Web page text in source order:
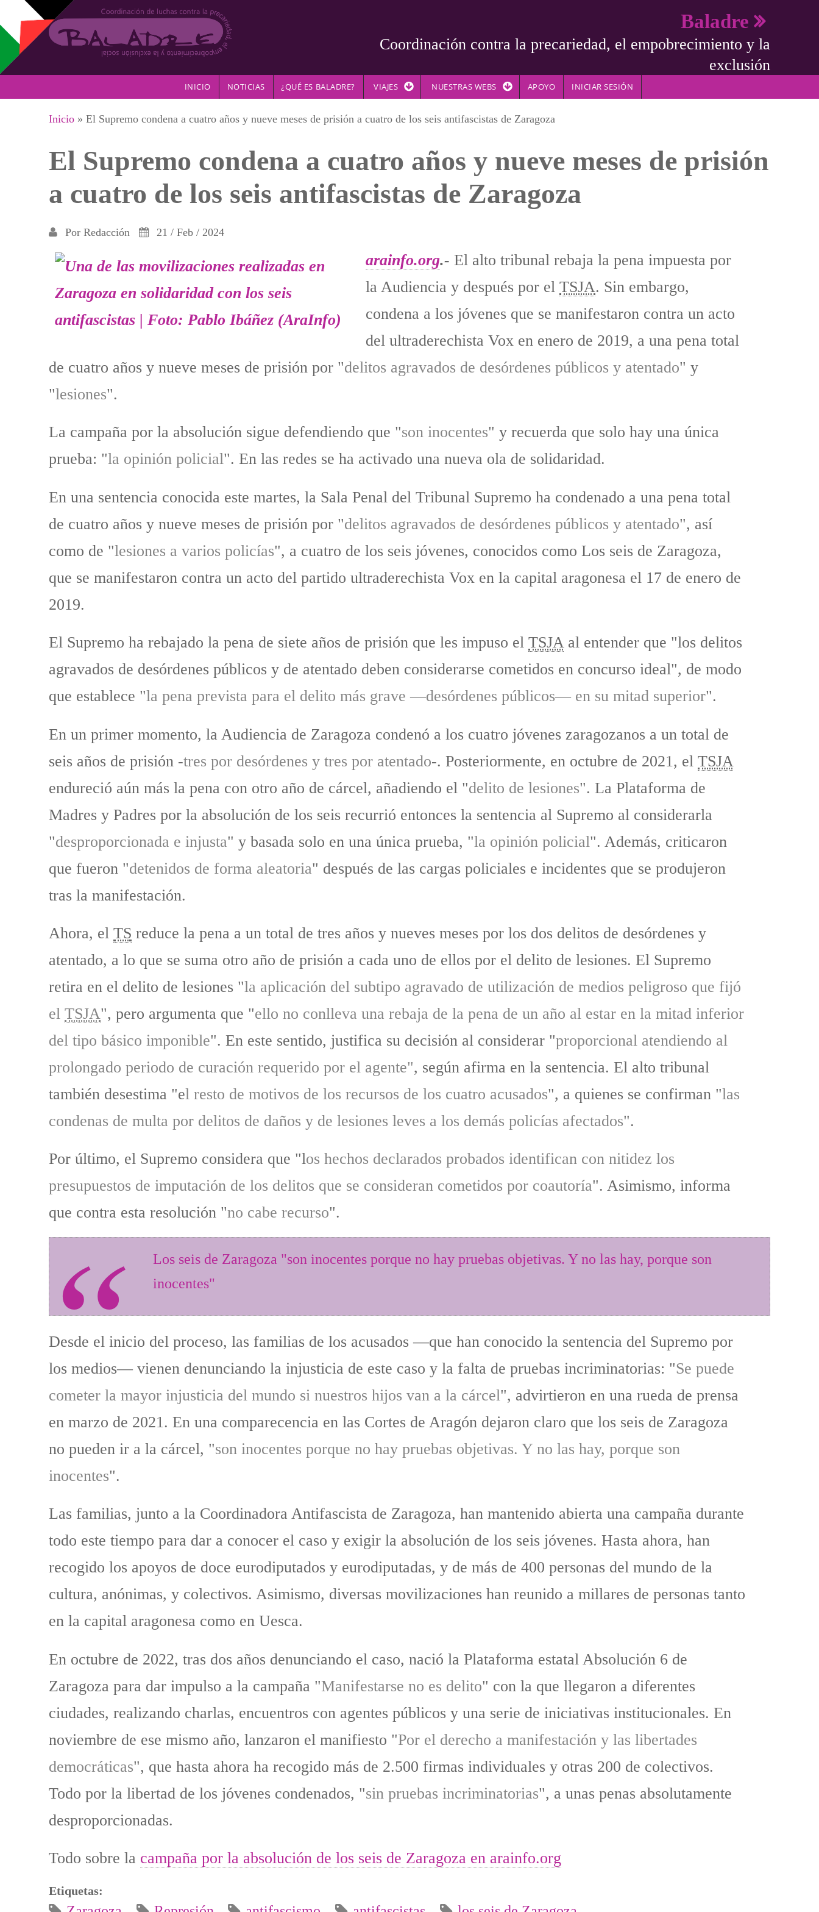
Pasar al contenido principal
Baladre
Coordinación contra la precariedad, el empobrecimiento y la
exclusión
INICIO NOTICIAS ¿QUÉ ES BALADRE? VIAJES NUESTRAS WEBS APOYO INICIAR SESIÓN
Se encuentra usted aquí
Inicio » El Supremo condena a cuatro años y nueve meses de prisión a cuatro de los seis antifascistas de Zaragoza
El Supremo condena a cuatro años y nueve meses de prisión
a cuatro de los seis antifascistas de Zaragoza
Por Redacción 21 / Feb / 2024
arainfo.org.- El alto tribunal rebaja la pena impuesta por
la Audiencia y después por el TSJA. Sin embargo,
condena a los jóvenes que se manifestaron contra un acto
del ultraderechista Vox en enero de 2019, a una pena total
de cuatro años y nueve meses de prisión por "delitos agravados de desórdenes públicos y atentado" y
"lesiones".
La campaña por la absolución sigue defendiendo que "son inocentes" y recuerda que solo hay una única
prueba: "la opinión policial". En las redes se ha activado una nueva ola de solidaridad.
En una sentencia conocida este martes, la Sala Penal del Tribunal Supremo ha condenado a una pena total
de cuatro años y nueve meses de prisión por "delitos agravados de desórdenes públicos y atentado", así
como de "lesiones a varios policías", a cuatro de los seis jóvenes, conocidos como Los seis de Zaragoza,
que se manifestaron contra un acto del partido ultraderechista Vox en la capital aragonesa el 17 de enero de
2019.
El Supremo ha rebajado la pena de siete años de prisión que les impuso el TSJAal entender que "los delitos
agravados de desórdenes públicos y de atentado deben considerarse cometidos en concurso ideal", de modo
que establece "la pena prevista para el delito más grave —desórdenes públicos— en su mitad superior".
En un primer momento, la Audiencia de Zaragoza condenó a los cuatro jóvenes zaragozanos a un total de
seis años de prisión -tres por desórdenes y tres por atentado-. Posteriormente, en octubre de 2021, el TSJA
endureció aún más la pena con otro año de cárcel, añadiendo el "delito de lesiones". La Plataforma de
Madres y Padres por la absolución de los seis recurrió entonces la sentencia al Supremo al considerarla
"desproporcionada e injusta" y basada solo en una única prueba, "la opinión policial". Además, criticaron
que fueron "detenidos de forma aleatoria" después de las cargas policiales e incidentes que se produjeron
tras la manifestación.
Ahora, el TS reduce la pena a un total de tres años y nueves meses por los dos delitos de desórdenes y
atentado, a lo que se suma otro año de prisión a cada uno de ellos por el delito de lesiones. El Supremo
retira en el delito de lesiones "la aplicación del subtipo agravado de utilización de medios peligroso que fijó
el TSJA", pero argumenta que "ello no conlleva una rebaja de la pena de un año al estar en la mitad inferior
del tipo básico imponible". En este sentido, justifica su decisión al considerar "proporcional atendiendo al
prolongado periodo de curación requerido por el agente", según afirma en la sentencia. El alto tribunal
también desestima "el resto de motivos de los recursos de los cuatro acusados", a quienes se confirman "las
condenas de multa por delitos de daños y de lesiones leves a los demás policías afectados".
Por último, el Supremo considera que "los hechos declarados probados identifican con nitidez los
presupuestos de imputación de los delitos que se consideran cometidos por coautoría". Asimismo, informa
que contra esta resolución "no cabe recurso".
Los seis de Zaragoza "son inocentes porque no hay pruebas objetivas. Y no las hay, porque son
inocentes"
Desde el inicio del proceso, las familias de los acusados —que han conocido la sentencia del Supremo por
los medios— vienen denunciando la injusticia de este caso y la falta de pruebas incriminatorias: "Se puede
cometer la mayor injusticia del mundo si nuestros hijos van a la cárcel", advirtieron en una rueda de prensa
en marzo de 2021. En una comparecencia en las Cortes de Aragón dejaron claro que los seis de Zaragoza
no pueden ir a la cárcel, "son inocentes porque no hay pruebas objetivas. Y no las hay, porque son
inocentes".
Las familias, junto a la Coordinadora Antifascista de Zaragoza, han mantenido abierta una campaña durante
todo este tiempo para dar a conocer el caso y exigir la absolución de los seis jóvenes. Hasta ahora, han
recogido los apoyos de doce eurodiputados y eurodiputadas, y de más de 400 personas del mundo de la
cultura, anónimas, y colectivos. Asimismo, diversas movilizaciones han reunido a millares de personas tanto
en la capital aragonesa como en Uesca.
En octubre de 2022, tras dos años denunciando el caso, nació la Plataforma estatal Absolución 6 de
Zaragoza para dar impulso a la campaña "Manifestarse no es delito" con la que llegaron a diferentes
ciudades, realizando charlas, encuentros con agentes públicos y una serie de iniciativas institucionales. En
noviembre de ese mismo año, lanzaron el manifiesto "Por el derecho a manifestación y las libertades
democráticas", que hasta ahora ha recogido más de 2.500 firmas individuales y otras 200 de colectivos.
Todo por la libertad de los jóvenes condenados, "sin pruebas incriminatorias", a unas penas absolutamente
desproporcionadas.
Todo sobre la campaña por la absolución de los seis de Zaragoza en arainfo.org
Etiquetas: